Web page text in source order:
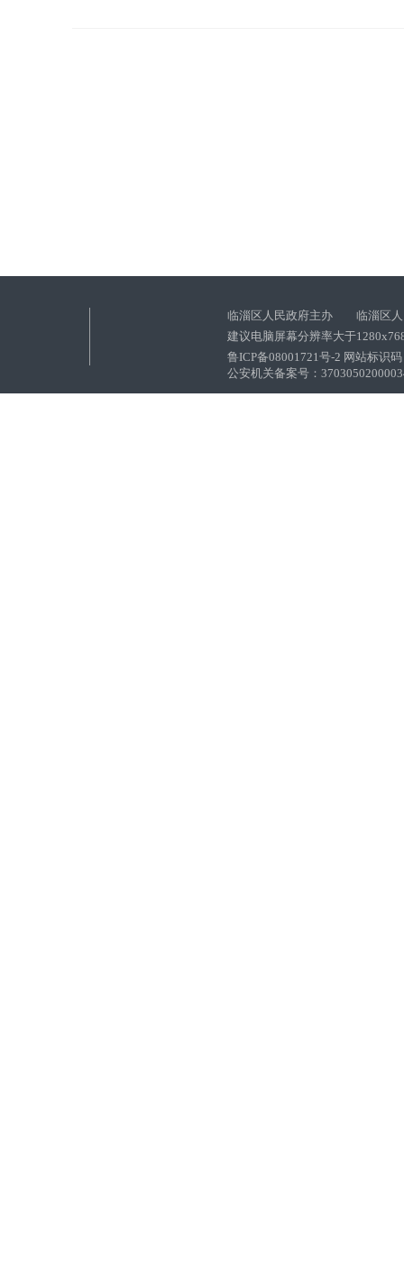
临淄区人民政府主办 临淄区人
建议电脑屏幕分辨率大于
鲁ICP备08001721号-2 网站标识
公安机关备案号：